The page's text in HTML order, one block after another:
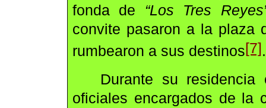
fonda de “Los Tres
convite pasaron a la plaza
rumbearon a sus destinos[7].
Durante su
oficiales encargados de la